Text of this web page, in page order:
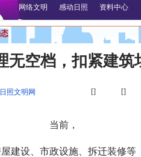
网络文明
感动日照 资料中心
无空档，扣紧建筑
照文明网 [] []
当前，
屋建设、市政设施、拆迁装修等